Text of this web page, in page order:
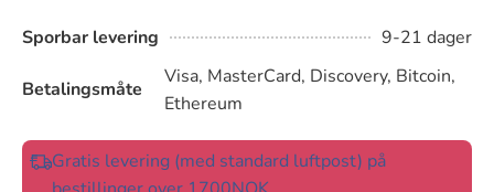
Sporbar levering 9-21 dager
Betalingsmåte
Visa, MasterCard, Discovery, Bitcoin,
Ethereum
Gratis levering (med standard luftpost) på